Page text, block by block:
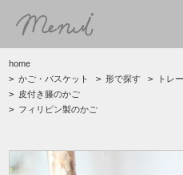
home
> かご・バスケット > 形で探す > トレ
> 皮付き籐のかご
> フィリピン製のかご